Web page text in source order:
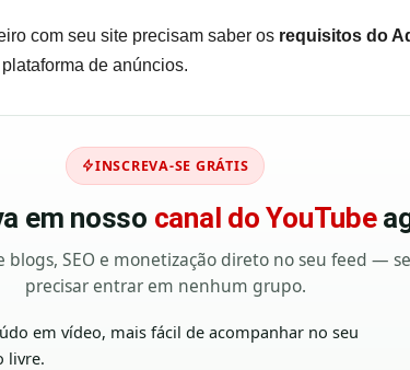
com seu site precisam saber os requisitos do
de anúncios.
INSCREVA-SE GRÁTIS
em nosso canal do YouTube
blogs, SEO e monetização direto no seu feed —
precisar entrar em nenhum grupo.
em vídeo, mais fácil de acompanhar no seu
livre.